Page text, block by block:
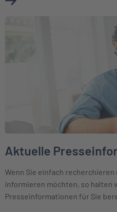
Weiter zu Aktuelle
Aktuelle
Wenn Sie einfach recherchieren
informieren möchten, so halten
Presseinformationen für Sie